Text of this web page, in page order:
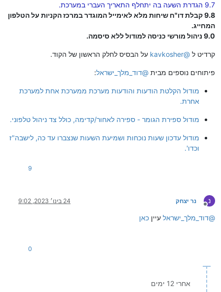
9.7 הגדרת השעה בה יתחלף התאריך העברי במערכת.
9.8 קבלת דו"ח שיחות מלא לאימייל המוגדר במרכז הקניות על הטלפון
המחייג.
9.0 ניהול מורשי כניסה למודול ללא סיסמה.
קרדיט ל @
kavkosher על הבסיס לחלק הראשון של הקוד.
פיתוחים נוספים מבית @דוד_מלך_ישראל:
מודול הקלטת הודעות והודעות מערכת ממערכת אחת למערכת
אחרת.
מודול ספירת הגומר - ספירה לאחור/קדימה, כולל צד ניהול טלפוני.
מודול עדכון שעות נוכחות ושמיעת השעות שנצברו עד כה, לישבה"ז
וכדו'.
9
נ
מנותק
נר יצחק 24 בינו׳ 2023, 9:02
@דוד_מלך_ישראל עיין כאן
0
אחרי 12 ימים